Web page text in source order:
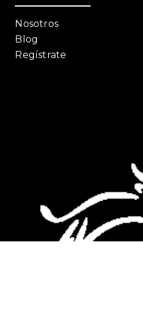
Nosotros
Blog
Regístrate